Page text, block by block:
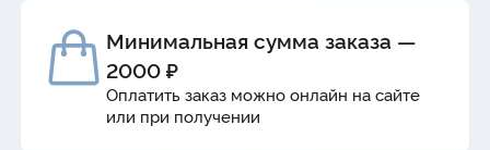
Минимальная сумма заказа —
2000 ₽
Оплатить заказ можно онлайн на сайте
или при получении